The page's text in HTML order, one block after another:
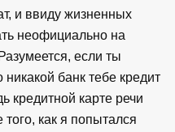
и ввиду жизненных
неофициально на
если ты
банк тебе кредит
кредитной карте речи
как я попытался